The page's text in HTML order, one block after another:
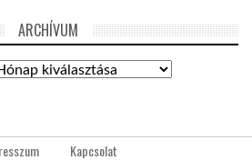
ARCHÍVUM
Kapcsolat